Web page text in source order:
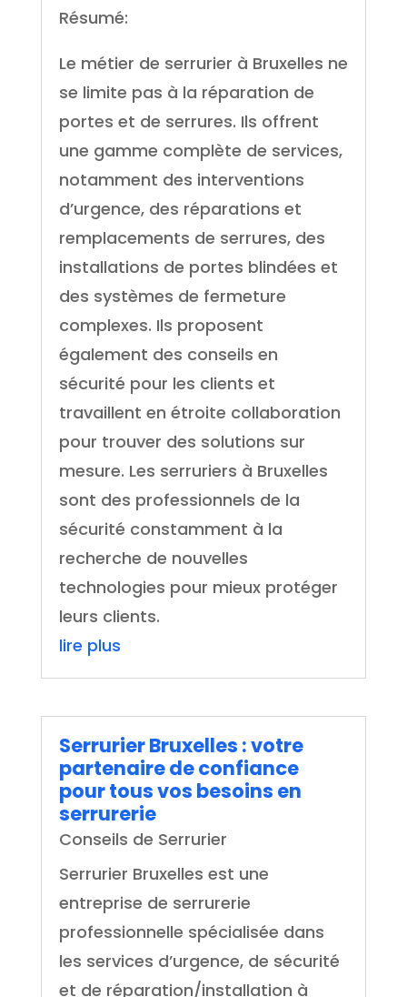
Résumé:
Le métier de serrurier à Bruxelles ne
se limite pas à la réparation de
portes et de serrures. Ils offrent
une gamme complète de services,
notamment des interventions
d’urgence, des réparations et
remplacements de serrures, des
installations de portes blindées et
des systèmes de fermeture
complexes. Ils proposent
également des conseils en
sécurité pour les clients et
travaillent en étroite collaboration
pour trouver des solutions sur
mesure. Les serruriers à Bruxelles
sont des professionnels de la
sécurité constamment à la
recherche de nouvelles
technologies pour mieux protéger
leurs clients.
lire plus
Serrurier Bruxelles : votre
partenaire de confiance
pour tous vos besoins en
serrurerie
Conseils de Serrurier
Serrurier Bruxelles est une
entreprise de serrurerie
professionnelle spécialisée dans
les services d’urgence, de sécurité
et de réparation/installation à